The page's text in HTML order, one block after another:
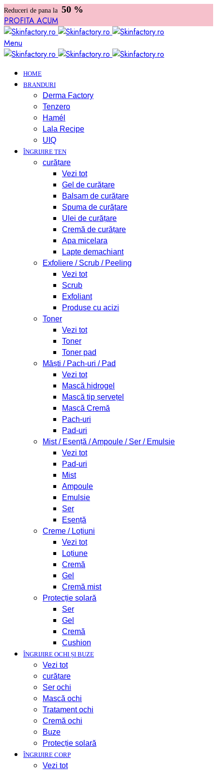
Reduceri de pana la 50 %
PROFITA ACUM
Menu
HOME
BRANDURI
Derma Factory
Tenzero
Hamél
Lala Recipe
UIQ
ÎNGRIJIRE TEN
curățare
Vezi tot
Gel de curățare
Balsam de curățare
Spuma de curățare
Ulei de curățare
Cremă de curățare
Apa micelara
Lapte demachiant
Exfoliere / Scrub / Peeling
Vezi tot
Scrub
Exfoliant
Produse cu acizi
Toner
Vezi tot
Toner
Toner pad
Măști / Pach-uri / Pad
Vezi tot
Mască hidrogel
Mască tip șervețel
Mască Cremă
Pach-uri
Pad-uri
Mist / Esență / Ampoule / Ser / Emulsie
Vezi tot
Pad-uri
Mist
Ampoule
Emulsie
Ser
Esență
Creme / Loțiuni
Vezi tot
Loțiune
Cremă
Gel
Cremă mist
Protecție solară
Ser
Gel
Cremă
Cushion
ÎNGRIJIRE OCHI ȘI BUZE
Vezi tot
curățare
Ser ochi
Mască ochi
Tratament ochi
Cremă ochi
Buze
Protecție solară
ÎNGRIJIRE CORP
Vezi tot